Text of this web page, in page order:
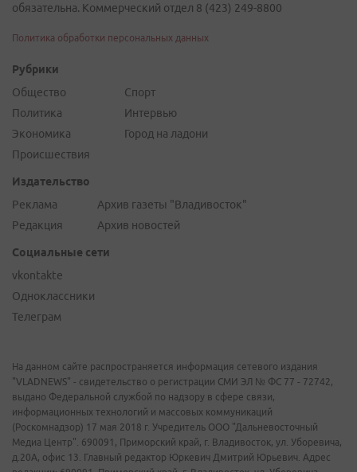
обязательна. Коммерческий отдел 8 (423) 249-8800
Политика обработки персональных данных
Рубрики
Общество
Политика
Экономика
Происшествия
Спорт
Интервью
Город на ладони
Издательство
Реклама
Редакция
Архив газеты "Владивосток"
Архив новостей
Социальные сети
vkontakte
Одноклассники
Телеграм
На данном сайте распространяется информация сетевого издания
"VLADNEWS" - свидетельство о регистрации СМИ ЭЛ № ФС 77 - 72742,
выдано Федеральной службой по надзору в сфере связи,
информационных технологий и массовых коммуникаций
(Роскомнадзор) 17 мая 2018 г. Учредитель ООО "Дальневосточный
Медиа Центр". 690091, Приморский край, г. Владивосток, ул. Уборевича,
д.20А, офис 13. Главный редактор Юркевич Дмитрий Юрьевич. Адрес